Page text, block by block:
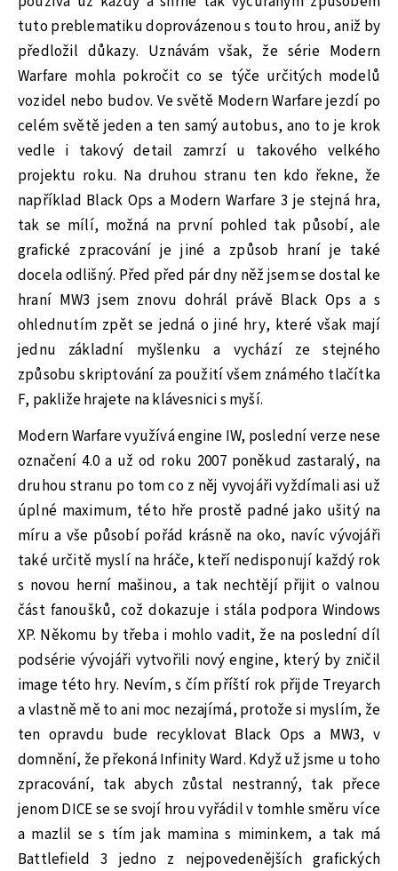
tuto preblematiku doprovázenou s touto hrou, aniž by
předložil důkazy. Uznávám však, že série Modern
Warfare mohla pokročit co se týče určitých modelů
vozidel nebo budov. Ve světě Modern Warfare jezdí po
celém světě jeden a ten samý autobus, ano to je krok
vedle i takový detail zamrzí u takového velkého
projektu roku. Na druhou stranu ten kdo řekne, že
například Black Ops a Modern Warfare 3 je stejná hra,
tak se mílí, možná na první pohled tak působí, ale
grafické zpracování je jiné a způsob hraní je také
docela odlišný. Před před pár dny něž jsem se dostal ke
hraní MW3 jsem znovu dohrál právě Black Ops a s
ohlednutím zpět se jedná o jiné hry, které však mají
jednu základní myšlenku a vychází ze stejného
způsobu skriptování za použití všem známého tlačítka
F, pakliže hrajete na klávesnici s myší.
Modern Warfare využívá engine IW, poslední verze nese
označení 4.0 a už od roku 2007 poněkud zastaralý, na
druhou stranu po tom co z něj vyvojáři vyždímali asi už
úplné maximum, této hře prostě padné jako ušitý na
míru a vše působí pořád krásně na oko, navíc vývojáři
také určitě myslí na hráče, kteří nedisponují každý rok
s novou herní mašinou, a tak nechtějí přijit o valnou
část fanoušků, což dokazuje i stála podpora Windows
XP. Někomu by třeba i mohlo vadit, že na poslední díl
podsérie vývojáři vytvořili nový engine, který by zničil
image této hry. Nevím, s čím příští rok přijde Treyarch
a vlastně mě to ani moc nezajímá, protože si myslím, že
ten opravdu bude recyklovat Black Ops a MW3, v
domnění, že překoná Infinity Ward. Když už jsme u toho
zpracování, tak abych zůstal nestranný, tak přece
jenom DICE se se svojí hrou vyřádil v tomhle směru více
a mazlil se s tím jak mamina s miminkem, a tak má
Battlefield 3 jedno z nejpovedenějších grafických